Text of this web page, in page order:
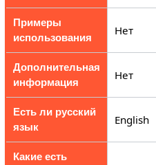
Примеры
использования
Нет
Дополнительная
информация
Нет
Есть ли русский
язык
English
Какие есть